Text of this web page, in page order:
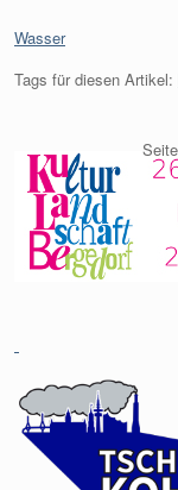
Kategorien:
Wasser
Tags für diesen Artikel: